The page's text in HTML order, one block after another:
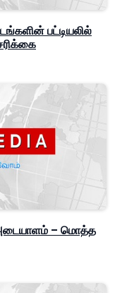
பட்டியலில்
அடையாளம் – மொத்த